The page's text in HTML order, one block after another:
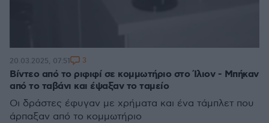
Βίντεο από το ριφιφί σε κομμωτήριο στο Ίλιον - Μπήκαν
από το ταβάνι και έψαξαν το ταμείο
Οι δράστες έφυγαν με χρήματα και ένα τάμπλετ που
άρπαξαν από το κομμωτήριο
20.03.2025, 07:51 3